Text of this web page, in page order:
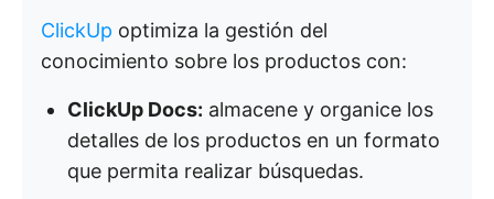
ClickUp optimiza la gestión del
conocimiento sobre los productos con:
ClickUp Docs: almacene y organice los
detalles de los productos en un formato
que permita realizar búsquedas.